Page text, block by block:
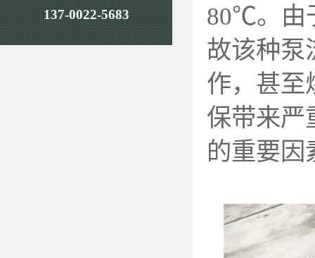
137-0022-5683
80℃。由
故该种泵
作，甚至
保带来严
的重要因